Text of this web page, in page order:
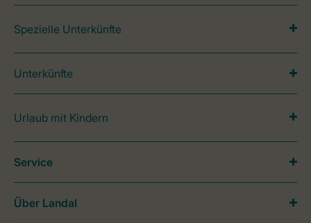
Spezielle Unterkünfte
Unterkünfte
Urlaub mit Kindern
Service
Über Landal